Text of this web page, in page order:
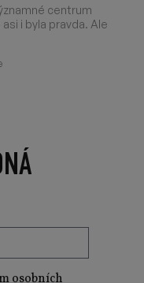
centrum
i byla pravda. Ale
osobních